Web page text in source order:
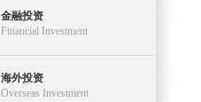
金融投资
Financial Investment
海外投资
Overseas Investment